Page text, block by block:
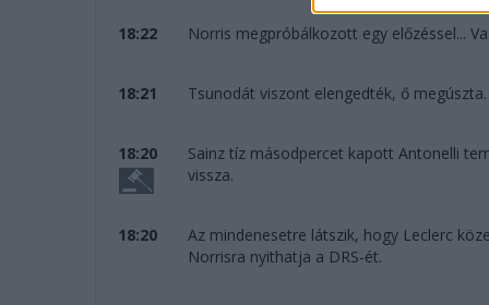
18:22 Norris megpróbálkozott egy előzéssel...
18:21 Tsunodát viszont elengedték, ő megúszta.
18:20
Sainz tíz másodpercet kapott Antonelli
vissza.
18:20
Az mindenesetre látszik, hogy Leclerc
Norrisra nyithatja a DRS-ét.